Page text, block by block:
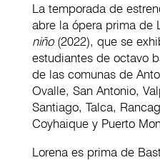
La temporada de
abre la ópera prima de
niño(2022), que se
estudiantes de octavo
de las comunas de
Ovalle, San Antonio,
Santiago, Talca,
Coyhaique y Puerto
Lorena es prima de